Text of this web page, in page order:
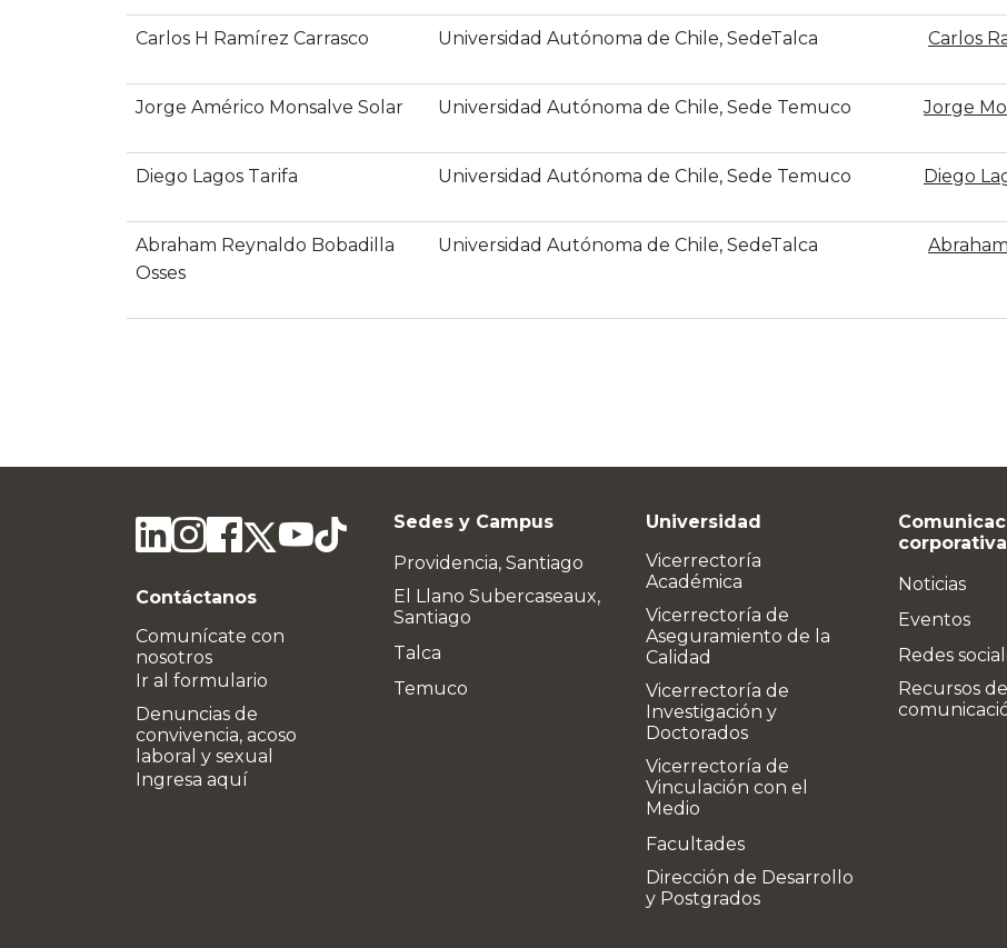
Carlos H Ramírez Carrasco Universidad Autónoma de Chile, SedeTalca ‪Carlos
Jorge Américo Monsalve Solar Universidad Autónoma de Chile, Sede Temuco ‪Jorge
Diego Lagos Tarifa Universidad Autónoma de Chile, Sede Temuco ‪Diego
Abraham Reynaldo Bobadilla
Osses
Universidad Autónoma de Chile, SedeTalca
Contáctanos
Comunícate con
nosotros
Ir al formulario
Denuncias de
convivencia, acoso
laboral y sexual
Ingresa aquí
Sedes y Campus
Providencia, Santiago
El Llano Subercaseaux,
Santiago
Talca
Temuco
Universidad
Vicerrectoría
Académica
Vicerrectoría de
Aseguramiento de la
Calidad
Vicerrectoría de
Investigación y
Doctorados
Vicerrectoría de
Vinculación con el
Medio
Facultades
Dirección de Desarrollo
y Postgrados
Noticias
Eventos
Redes
Recursos de